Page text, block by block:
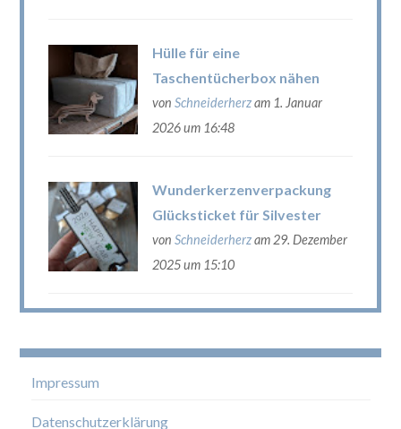
Hülle für eine
Taschentücherbox nähen
von Schneiderherzam 1. Januar
2026 um 16:48
Wunderkerzenverpackung
Glücksticket für Silvester
von Schneiderherzam 29. Dezember
2025 um 15:10
Impressum
Datenschutzerklärung